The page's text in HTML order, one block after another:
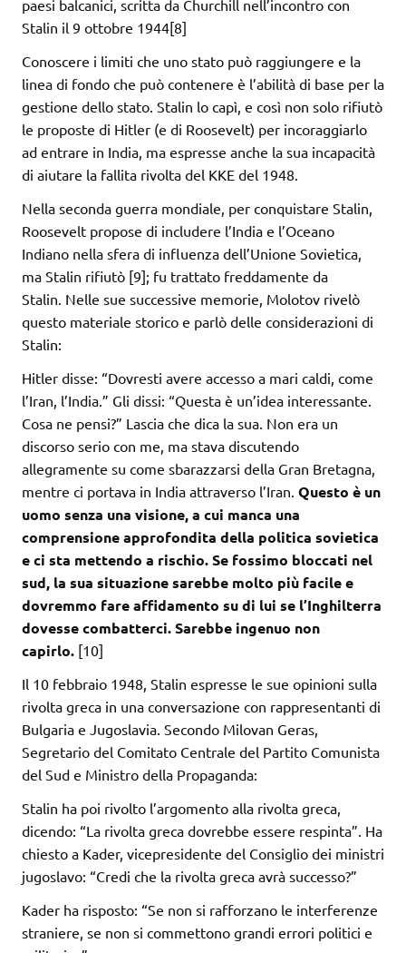
paesi balcanici, scritta da Churchill nell’incontro con
Stalin il 9 ottobre 1944[8]
Conoscere i limiti che uno stato può raggiungere e la
linea di fondo che può contenere è l’abilità di base per la
gestione dello stato. Stalin lo capì, e così non solo rifiutò
le proposte di Hitler (e di Roosevelt) per incoraggiarlo
ad entrare in India, ma espresse anche la sua incapacità
di aiutare la fallita rivolta del KKE del 1948.
Nella seconda guerra mondiale, per conquistare Stalin,
Roosevelt propose di includere l’India e l’Oceano
Indiano nella sfera di influenza dell’Unione Sovietica,
ma Stalin rifiutò [9]; fu trattato freddamente da
Stalin. Nelle sue successive memorie, Molotov rivelò
questo materiale storico e parlò delle considerazioni di
Stalin:
Hitler disse: “Dovresti avere accesso a mari caldi, come
l’Iran, l’India.” Gli dissi: “Questa è un’idea interessante.
Cosa ne pensi?” Lascia che dica la sua. Non era un
discorso serio con me, ma stava discutendo
allegramente su come sbarazzarsi della Gran Bretagna,
mentre ci portava in India attraverso l’Iran. Questo è un
uomo senza una visione, a cui manca una
comprensione approfondita della politica sovietica
e ci sta mettendo a rischio. Se fossimo bloccati nel
sud, la sua situazione sarebbe molto più facile e
dovremmo fare affidamento su di lui se l’Inghilterra
dovesse combatterci. Sarebbe ingenuo non
capirlo. [10]
Il 10 febbraio 1948, Stalin espresse le sue opinioni sulla
rivolta greca in una conversazione con rappresentanti di
Bulgaria e Jugoslavia. Secondo Milovan Geras,
Segretario del Comitato Centrale del Partito Comunista
del Sud e Ministro della Propaganda:
Stalin ha poi rivolto l’argomento alla rivolta greca,
dicendo: “La rivolta greca dovrebbe essere respinta”. Ha
chiesto a Kader, vicepresidente del Consiglio dei ministri
jugoslavo: “Credi che la rivolta greca avrà successo?”
Kader ha risposto: “Se non si rafforzano le interferenze
straniere, se non si commettono grandi errori politici e